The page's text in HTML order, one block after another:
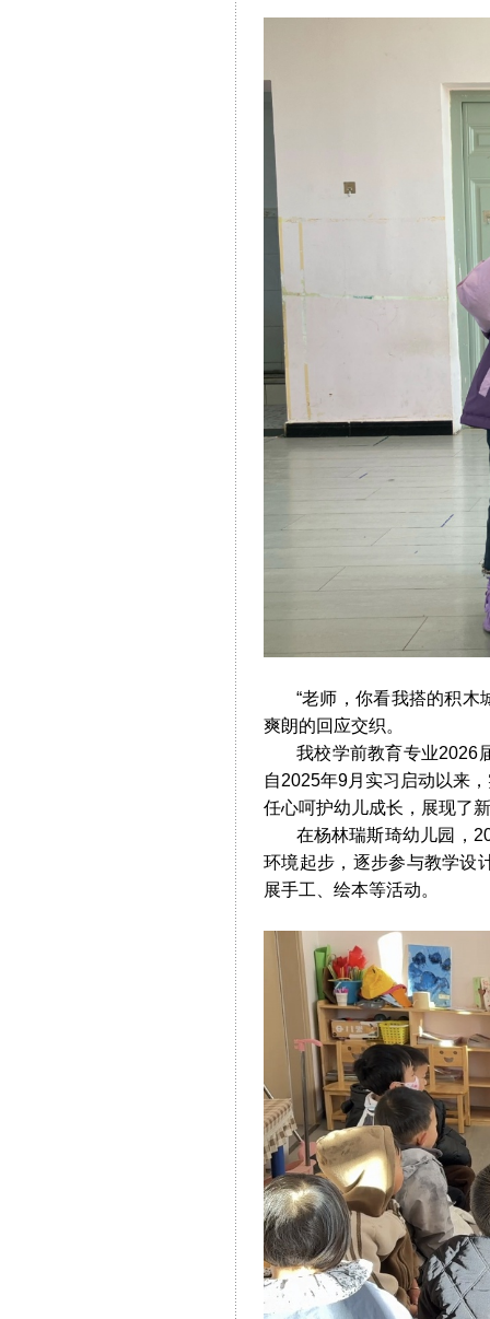
“老师，你看我搭的积木城
爽朗的回应交织。
我校学前教育专业2026届
自2025年9月实习启动以来
任心呵护幼儿成长，展现了
在杨林瑞斯琦幼儿园，
环境起步，逐步参与教学设
展手工、绘本等活动。